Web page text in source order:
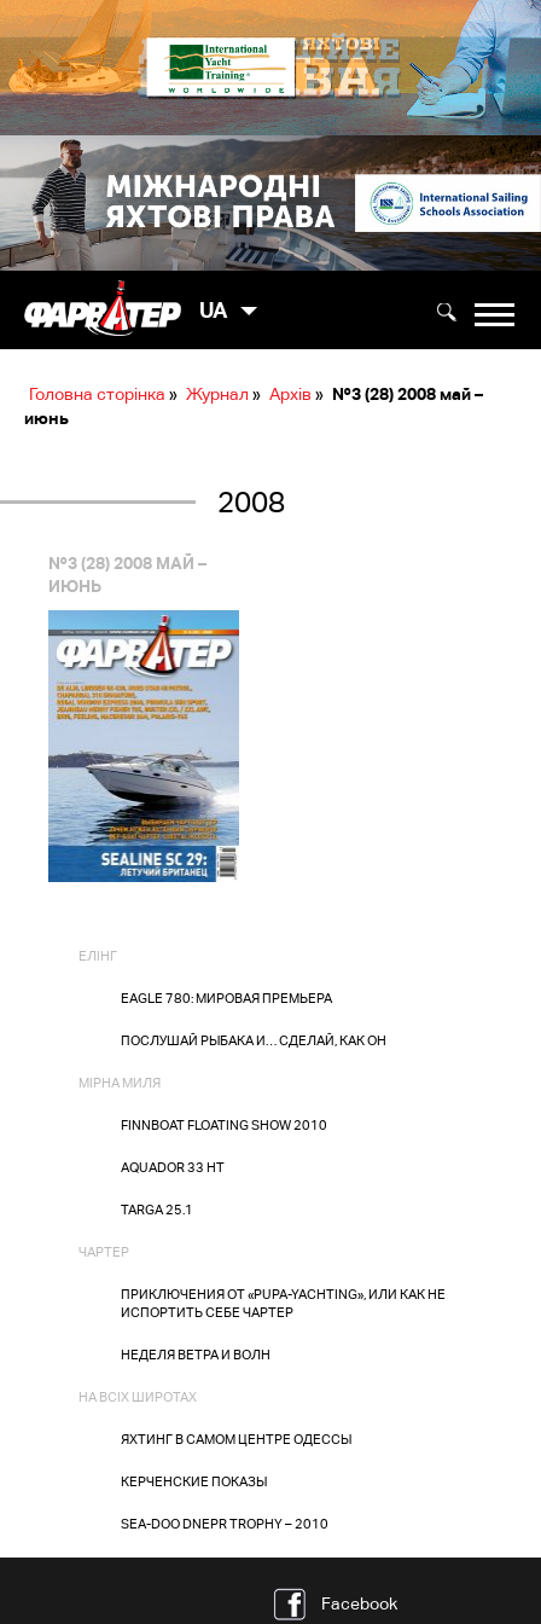
UA
Головна сторінка » Журнал » Архів » №3 (28) 2008 май –
июнь
2008
№3 (28) 2008 МАЙ –
ИЮНЬ
ЕЛІНГ
EAGLE 780: МИРОВАЯ ПРЕМЬЕРА
ПОСЛУШАЙ РЫБАКА И… СДЕЛАЙ, КАК ОН
МІРНА МИЛЯ
FINNBOAT FLOATING SHOW 2010
AQUADOR 33 HT
TARGA 25.1
ЧАРТЕР
ПРИКЛЮЧЕНИЯ ОТ «PUPA-YACHTING», ИЛИ КАК НЕ
ИСПОРТИТЬ СЕБЕ ЧАРТЕР
НЕДЕЛЯ ВЕТРА И ВОЛН
НА ВСІХ ШИРОТАХ
ЯХТИНГ В САМОМ ЦЕНТРЕ ОДЕССЫ
КЕРЧЕНСКИЕ ПОКАЗЫ
SEA-DOO DNEPR TROPHY – 2010
Facebook